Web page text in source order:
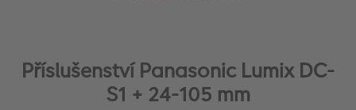
Příslušenství Panasonic Lumix DC-
S1 + 24-105 mm